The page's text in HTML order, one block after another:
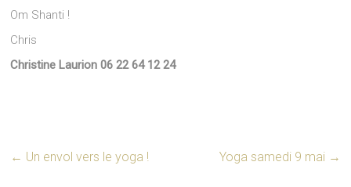
Om Shanti !
Chris
Christine Laurion06 22 64 12 24
← Un envol vers le yoga ! Yoga samedi 9 mai →